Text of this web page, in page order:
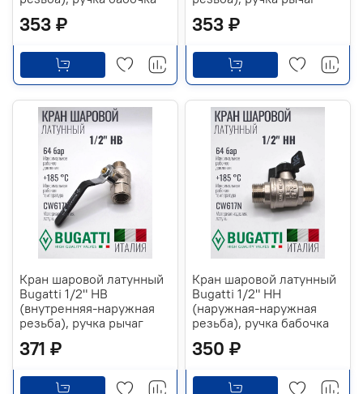
353 ₽ 353 ₽
Кран шаровой латунный
Bugatti 1/2" НВ
(внутренняя-наружная
резьба), ручка рычаг
371 ₽
Кран шаровой латунный
Bugatti 1/2" НН
(наружная-наружная
резьба), ручка бабочка
350 ₽